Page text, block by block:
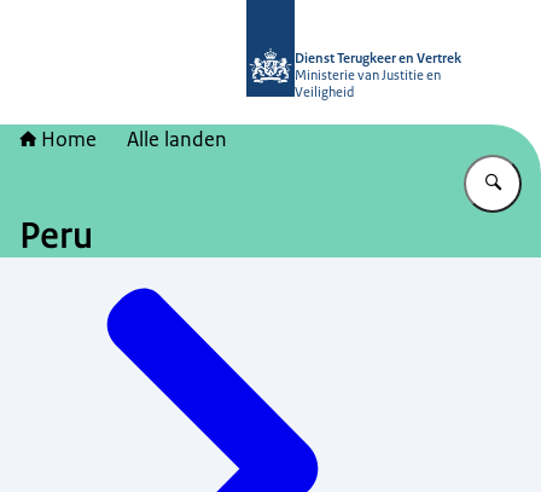
Dienst Terugkeer en Vertrek
Ministerie van Justitie en
Veiligheid
Home Alle landen
Peru